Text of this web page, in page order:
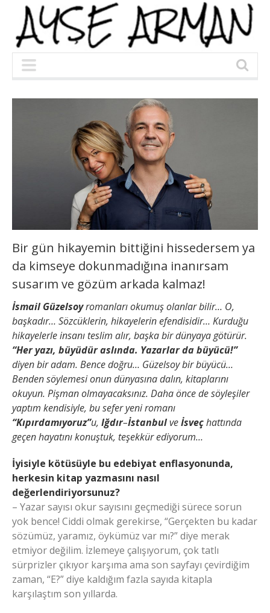
Bir gün hikayemin bittiğini hissedersem ya
da kimseye dokunmadığına inanırsam
susarım ve gözüm arkada kalmaz!
İsmail Güzelsoyromanları okumuş olanlar bilir… O,
başkadır… Sözcüklerin, hikayelerin efendisidir… Kurduğu
hikayelerle insanı teslim alır, başka bir dünyaya götürür.
“Her yazı, büyüdür aslında. Yazarlar da büyücü!”
diyen bir adam. Bence doğru… Güzelsoy bir büyücü…
Benden söylemesi onun dünyasına dalın, kitaplarını
okuyun. Pişman olmayacaksınız. Daha önce de söyleşiler
yaptım kendisiyle, bu sefer yeni romanı
“Kıpırdamıyoruz”u, Iğdır–İstanbulveİsveçhattında
geçen hayatını konuştuk, teşekkür ediyorum…
İyisiyle kötüsüyle bu edebiyat enflasyonunda,
herkesin kitap yazmasını nasıl
değerlendiriyorsunuz?
– Yazar sayısı okur sayısını geçmediği sürece sorun
yok bence! Ciddi olmak gerekirse, “Gerçekten bu kadar
sözümüz, yaramız, öykümüz var mı?” diye merak
etmiyor değilim. İzlemeye çalışıyorum, çok tatlı
sürprizler çıkıyor karşıma ama son sayfayı çevirdiğim
zaman, “E?” diye kaldığım fazla sayıda kitapla
karşılaştım son yıllarda.